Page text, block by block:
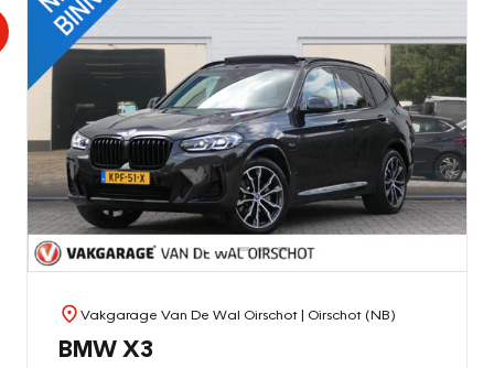
Vakgarage Van De Wal Oirschot| Oirschot (NB)
BMW X3